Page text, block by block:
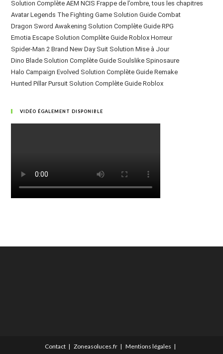
Solution Complète AEM NCIS Frappe de l’ombre, tous les chapitres
Avatar Legends The Fighting Game Solution Guide Combat
Dragon Sword Awakening Solution Complète Guide RPG
Emotia Escape Solution Complète Guide Roblox Horreur
Spider-Man 2 Brand New Day Suit Solution Mise à Jour
Dino Blade Solution Complète Guide Soulslike Spinosaure
Halo Campaign Evolved Solution Complète Guide Remake
Hunted Pillar Pursuit Solution Complète Guide Roblox
VIDÉO ÉGALEMENT DISPONIBLE
Contact Zoneasoluces.fr
Mentions légales